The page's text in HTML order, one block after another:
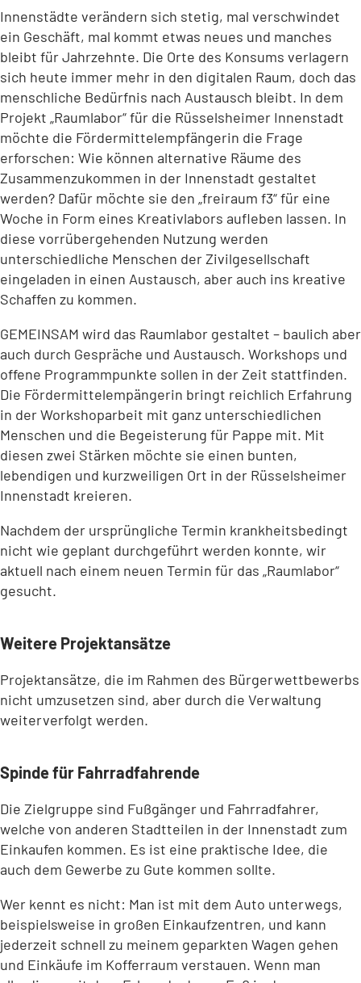
Innenstädte verändern sich stetig, mal verschwindet
ein Geschäft, mal kommt etwas neues und manches
bleibt für Jahrzehnte. Die Orte des Konsums verlagern
sich heute immer mehr in den digitalen Raum, doch das
menschliche Bedürfnis nach Austausch bleibt. In dem
Projekt „Raumlabor“ für die Rüsselsheimer Innenstadt
möchte die Fördermittelempfängerin die Frage
erforschen: Wie können alternative Räume des
Zusammenzukommen in der Innenstadt gestaltet
werden? Dafür möchte sie den „freiraum f3“ für eine
Woche in Form eines Kreativlabors aufleben lassen. In
diese vorrübergehenden Nutzung werden
unterschiedliche Menschen der Zivilgesellschaft
eingeladen in einen Austausch, aber auch ins kreative
Schaffen zu kommen.
GEMEINSAM wird das Raumlabor gestaltet – baulich aber
auch durch Gespräche und Austausch. Workshops und
offene Programmpunkte sollen in der Zeit stattfinden.
Die Fördermittelempängerin bringt reichlich Erfahrung
in der Workshoparbeit mit ganz unterschiedlichen
Menschen und die Begeisterung für Pappe mit. Mit
diesen zwei Stärken möchte sie einen bunten,
lebendigen und kurzweiligen Ort in der Rüsselsheimer
Innenstadt kreieren.
Nachdem der ursprüngliche Termin krankheitsbedingt
nicht wie geplant durchgeführt werden konnte, wir
aktuell nach einem neuen Termin für das „Raumlabor“
gesucht.
Weitere Projektansätze
Projektansätze, die im Rahmen des Bürgerwettbewerbs
nicht umzusetzen sind, aber durch die Verwaltung
weiterverfolgt werden.
Spinde für Fahrradfahrende
Die Zielgruppe sind Fußgänger und Fahrradfahrer,
welche von anderen Stadtteilen in der Innenstadt zum
Einkaufen kommen. Es ist eine praktische Idee, die
auch dem Gewerbe zu Gute kommen sollte.
Wer kennt es nicht: Man ist mit dem Auto unterwegs,
beispielsweise in großen Einkaufzentren, und kann
jederzeit schnell zu meinem geparkten Wagen gehen
und Einkäufe im Kofferraum verstauen. Wenn man